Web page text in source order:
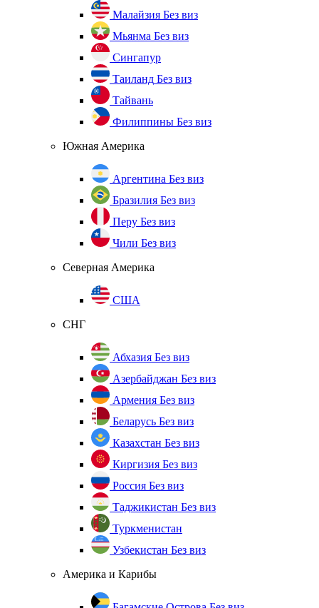
Малайзия Без виз
Мьянма Без виз
Сингапур
Таиланд Без виз
Тайвань
Филиппины Без виз
Южная Америка
Аргентина Без виз
Бразилия Без виз
Перу Без виз
Чили Без виз
Северная Америка
США
СНГ
Абхазия Без виз
Азербайджан Без виз
Армения Без виз
Беларусь Без виз
Казахстан Без виз
Киргизия Без виз
Россия Без виз
Таджикистан Без виз
Туркменистан
Узбекистан Без виз
Америка и Карибы